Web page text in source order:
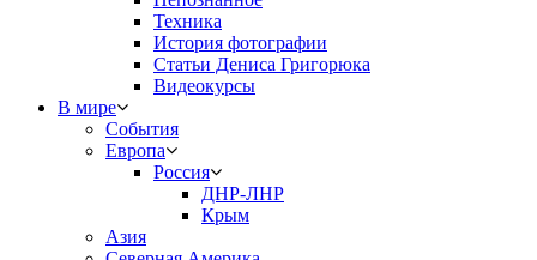
Техника
История фотографии
Статьи Дениса Григорюка
Видеокурсы
В мире
События
Европа
Россия
ДНР-ЛНР
Крым
Азия